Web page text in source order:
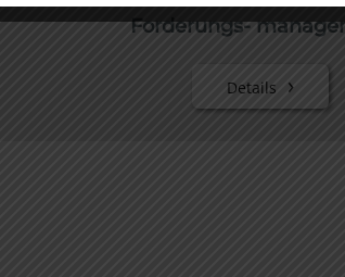
Forderungs-
Details